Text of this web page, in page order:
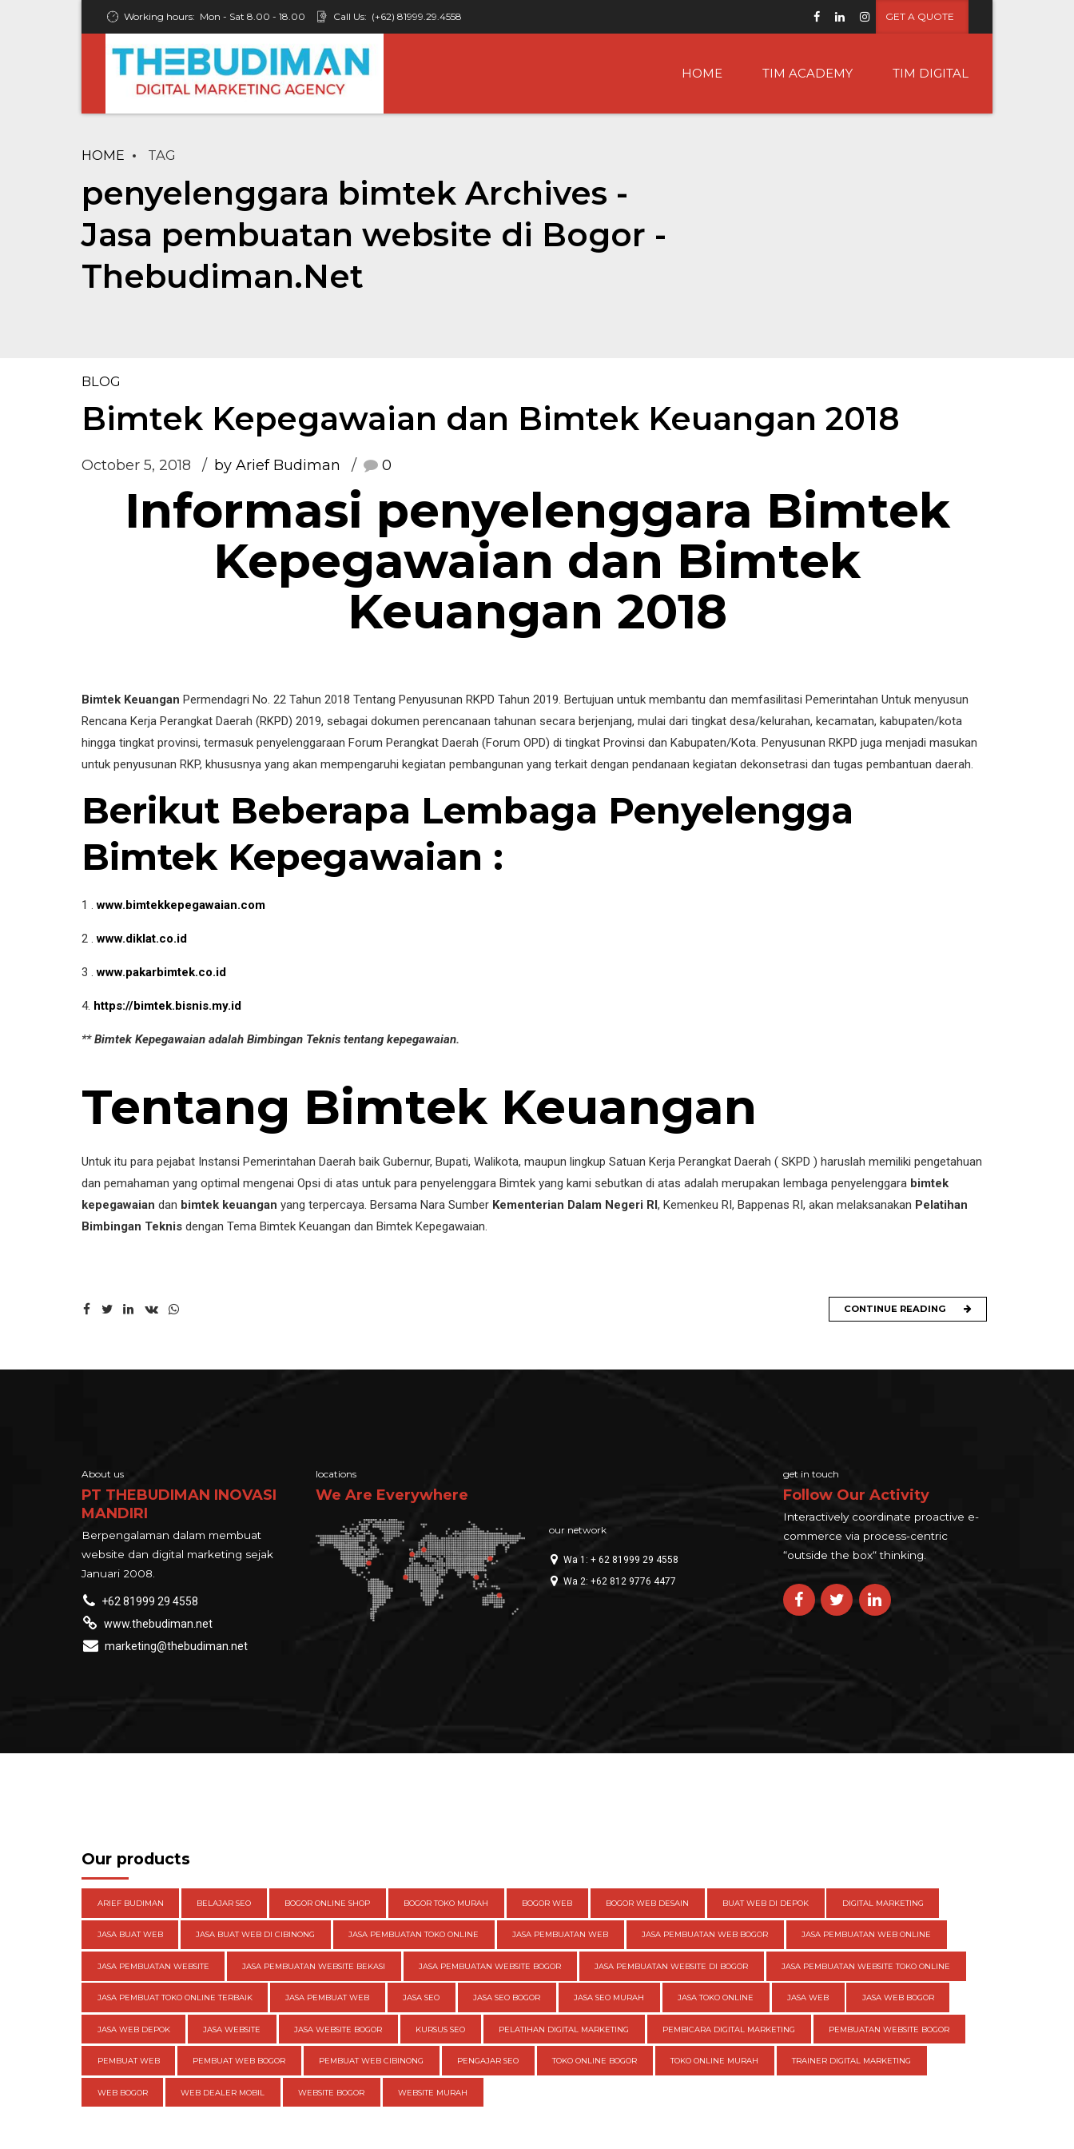
Working hours: Mon - Sat 8.00 - 18.00 Call Us: (+62) 81999.29.4558 GET A QUOTE
HOME TIM ACADEMY TIM DIGITAL
HOME TAG
penyelenggara bimtek Archives -
Jasa pembuatan website di Bogor -
Thebudiman.Net
BLOG
Bimtek Kepegawaian dan Bimtek Keuangan 2018
October 5, 2018 by Arief Budiman 0
Informasi penyelenggara Bimtek
Kepegawaian dan Bimtek
Keuangan 2018
Bimtek Keuangan Permendagri No. 22 Tahun 2018 Tentang Penyusunan RKPD Tahun 2019. Bertujuan untuk membantu dan memfasilitasi Pemerintahan Untuk menyusun
Rencana Kerja Perangkat Daerah (RKPD) 2019, sebagai dokumen perencanaan tahunan secara berjenjang, mulai dari tingkat desa/kelurahan, kecamatan, kabupaten/kota
hingga tingkat provinsi, termasuk penyelenggaraan Forum Perangkat Daerah (Forum OPD) di tingkat Provinsi dan Kabupaten/Kota. Penyusunan RKPD juga menjadi masukan
untuk penyusunan RKP, khususnya yang akan mempengaruhi kegiatan pembangunan yang terkait dengan pendanaan kegiatan dekonsetrasi dan tugas pembantuan daerah.
Berikut Beberapa Lembaga Penyelengga
Bimtek Kepegawaian :
1 .www.bimtekkepegawaian.com
2 .www.diklat.co.id
3 .www.pakarbimtek.co.id
4. https://bimtek.bisnis.my.id
**Bimtek Kepegawaian adalah Bimbingan Teknis tentang kepegawaian.
Tentang Bimtek Keuangan
Untuk itu para pejabat Instansi Pemerintahan Daerah baik Gubernur, Bupati, Walikota, maupun lingkup Satuan Kerja Perangkat Daerah ( SKPD ) haruslah memiliki pengetahuan
dan pemahaman yang optimal mengenai Opsi di atas untuk para penyelenggara Bimtek yang kami sebutkan di atas adalah merupakan lembaga penyelenggara bimtek
kepegawaian dan bimtek keuangan yang terpercaya. Bersama Nara Sumber Kementerian Dalam Negeri RI, Kemenkeu RI, Bappenas RI, akan melaksanakan Pelatihan
Bimbingan Teknis dengan Tema Bimtek Keuangan dan Bimtek Kepegawaian.
CONTINUE READING
About us
PT THEBUDIMAN INOVASI
MANDIRI
Berpengalaman dalam membuat
website dan digital marketing sejak
Januari 2008.
+62 81999 29 4558
www.thebudiman.net
marketing@thebudiman.net
locations
We Are Everywhere
our network
Wa 1: + 62 81999 29 4558
Wa 2: +62 812 9776 4477
get in touch
Follow Our Activity
Interactively coordinate proactive e-
commerce via process-centric
“outside the box“ thinking.
Our products
ARIEF BUDIMAN BELAJAR SEO BOGOR ONLINE SHOP BOGOR TOKO MURAH BOGOR WEB BOGOR WEB DESAIN BUAT WEB DI DEPOK DIGITAL MARKETING
JASA BUAT WEB JASA BUAT WEB DI CIBINONG JASA PEMBUATAN TOKO ONLINE JASA PEMBUATAN WEB JASA PEMBUATAN WEB BOGOR JASA PEMBUATAN WEB ONLINE
JASA PEMBUATAN WEBSITE JASA PEMBUATAN WEBSITE BEKASI JASA PEMBUATAN WEBSITE BOGOR JASA PEMBUATAN WEBSITE DI BOGOR JASA PEMBUATAN WEBSITE TOKO ONLINE
JASA PEMBUAT TOKO ONLINE TERBAIK JASA PEMBUAT WEB JASA SEO JASA SEO BOGOR JASA SEO MURAH JASA TOKO ONLINE JASA WEB JASA WEB BOGOR
JASA WEB DEPOK JASA WEBSITE JASA WEBSITE BOGOR KURSUS SEO PELATIHAN DIGITAL MARKETING PEMBICARA DIGITAL MARKETING PEMBUATAN WEBSITE BOGOR
PEMBUAT WEB PEMBUAT WEB BOGOR PEMBUAT WEB CIBINONG PENGAJAR SEO TOKO ONLINE BOGOR TOKO ONLINE MURAH TRAINER DIGITAL MARKETING
WEB BOGOR WEB DEALER MOBIL WEBSITE BOGOR WEBSITE MURAH